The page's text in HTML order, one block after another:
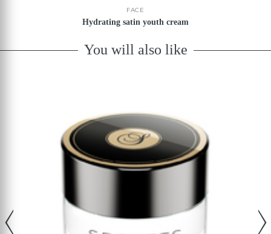
FACE
Hydrating satin youth cream
You will also like